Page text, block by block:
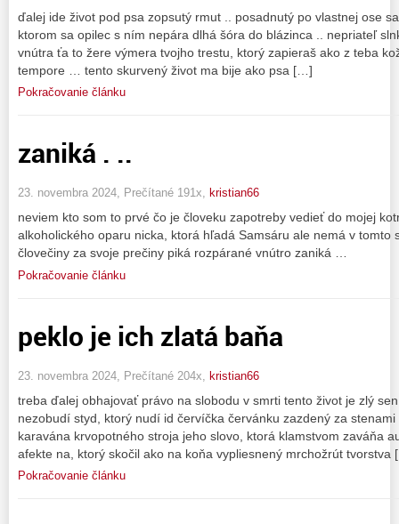
ďalej ide život pod psa zopsutý rmut .. posadnutý po vlastnej ose
ktorom sa opilec s ním nepára dlhá šóra do blázinca .. nepriateľ
vnútra ťa to žere výmera tvojho trestu, ktorý zapieraš ako z teba
tempore … tento skurvený život ma bije ako psa […]
Pokračovanie článku
zaniká . ..
23. novembra 2024, Prečítané 191x, kristian66
neviem kto som to prvé čo je človeku zapotreby vedieť do mojej
alkoholického oparu nicka, ktorá hľadá Samsáru ale nemá v tomto
človečiny za svoje prečiny piká rozpárané vnútro zaniká …
Pokračovanie článku
peklo je ich zlatá baňa
23. novembra 2024, Prečítané 204x, kristian66
treba ďalej obhajovať právo na slobodu v smrti tento život je zlý
nezobudí styd, ktorý nudí id červíčka červánku zazdený za
karavána krvopotného stroja jeho slovo, ktorá klamstvom zaváňa
afekte na, ktorý skočil ako na koňa vypliesnený mrchožrút tvorstva
Pokračovanie článku